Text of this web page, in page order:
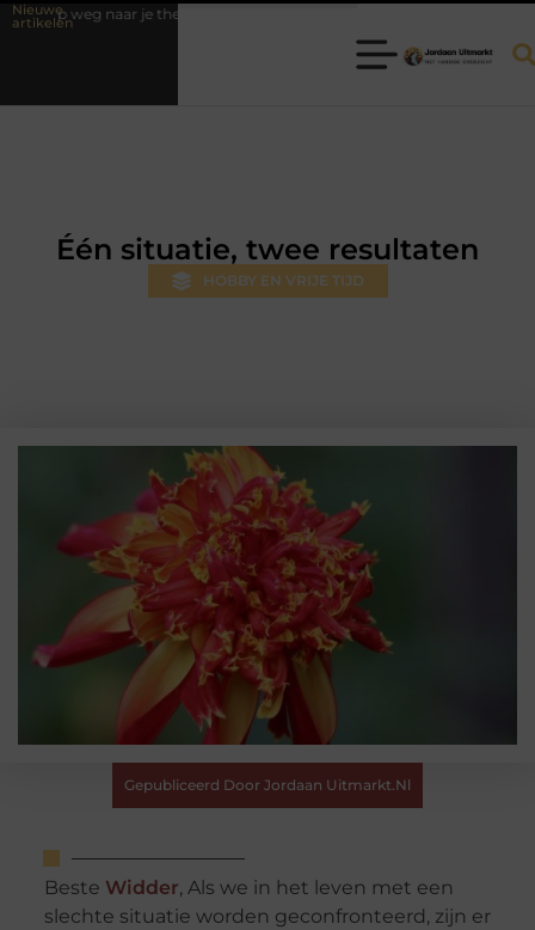
Nieuwe
artikelen
naar je theorie-examen
Één situatie, twee resultaten
HOBBY EN VRIJE TIJD
Gepubliceerd Door Jordaan Uitmarkt.nl
Beste Widder, Als we in het leven met een
slechte situatie worden geconfronteerd, zijn er